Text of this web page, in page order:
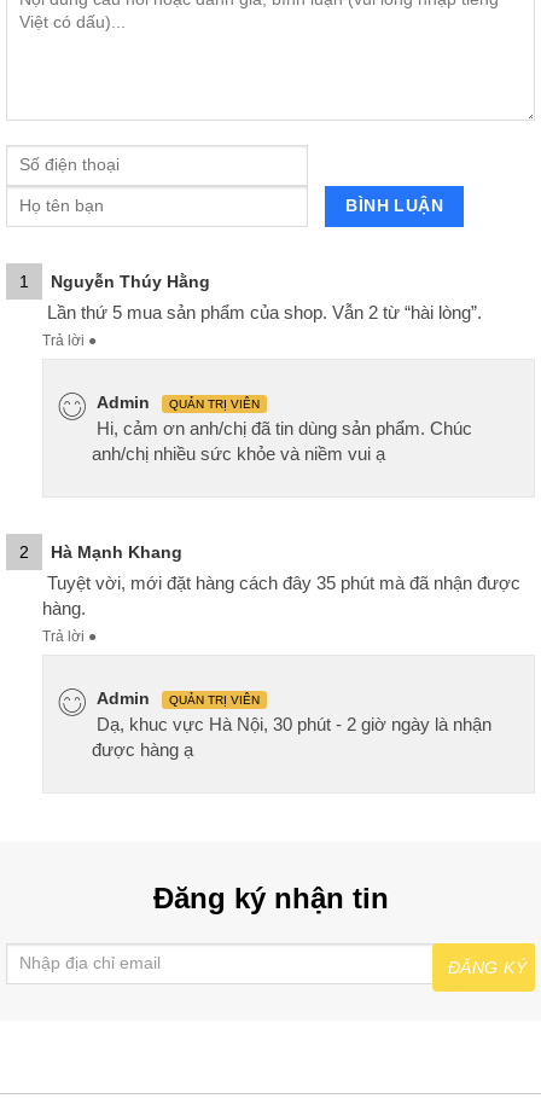
1 Nguyễn Thúy Hằng
Lần thứ 5 mua sản phẩm của shop. Vẫn 2 từ “hài lòng”.
Trả lời ●
Admin QUẢN TRỊ VIÊN
Hi, cảm ơn anh/chị đã tin dùng sản phẩm. Chúc
anh/chị nhiều sức khỏe và niềm vui ạ
2 Hà Mạnh Khang
Tuyệt vời, mới đặt hàng cách đây 35 phút mà đã nhận được
hàng.
Trả lời ●
Admin QUẢN TRỊ VIÊN
Dạ, khuc vực Hà Nội, 30 phút - 2 giờ ngày là nhận
được hàng ạ
Đăng ký nhận tin
ĐĂNG KÝ